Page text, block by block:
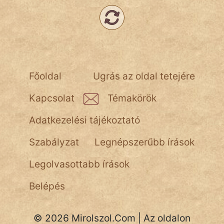
fantom
Hunor
Jób Gedeon
Láron Ádám
mikkamakka
vörös ördög
nagyöreg
Ugrás az oldal tetejére
Főoldal
Kapcsolat
Témakörök
Adatkezelési tájékoztató
Szabályzat
Legnépszerűbb írások
Legolvasottabb írások
Belépés
© 2026 Mirolszol.Com | Az oldalon